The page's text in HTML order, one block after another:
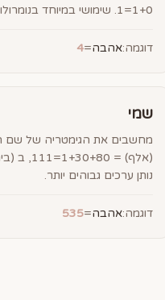
1+0=1. שימושי במיוחד בנומרולוגיה.
דוגמה:אהבה=
4
שמי
מחשבים את הגימטריה של שם
נותן ערכים גבוהים יותר.
דוגמה:אהבה=
535